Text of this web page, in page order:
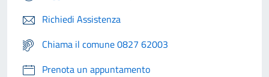
Richiedi Assistenza
Chiama il comune 0827 62003
Prenota un appuntamento